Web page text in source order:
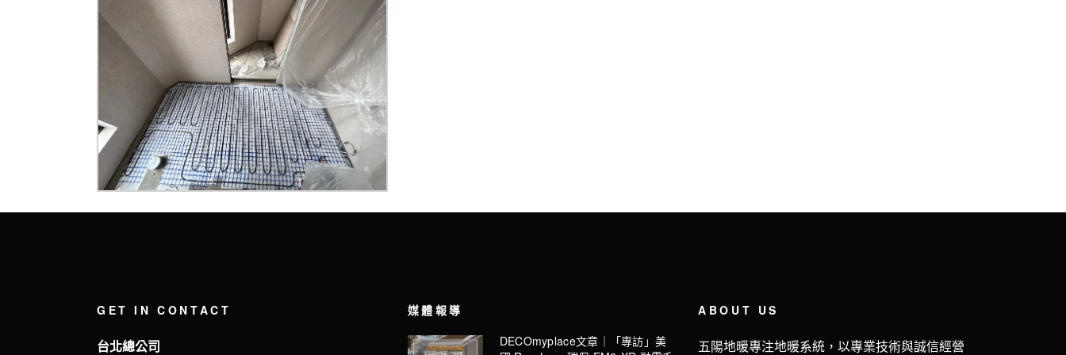
GET IN CONTACT
台北總公司
媒體報導
DECOmyplace文章｜「專訪」美
ABOUT US
五陽地暖專注地暖系統，以專業技術與誠信經營